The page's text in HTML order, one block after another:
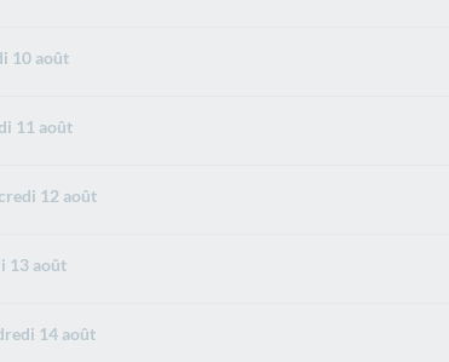
10 août
11 août
12 août
13 août
14 août